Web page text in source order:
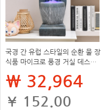
국경 간 유럽 스타일의 순환 물 장
식품 마이크로 풍경 거실 데스크
장식
₩ 32,964
¥ 152.00